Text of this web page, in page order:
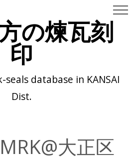
の煉瓦刻
印
database in KANSAI
Dist.
大正区